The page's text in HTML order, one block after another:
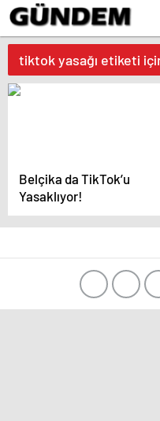
tiktok yasağı etiketi
Belçika da TikTok’u
Yasaklıyor!